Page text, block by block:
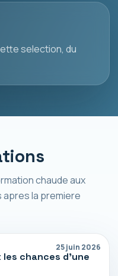
selection, du
chaude aux
la premiere
25 juin 2026
chances d’une